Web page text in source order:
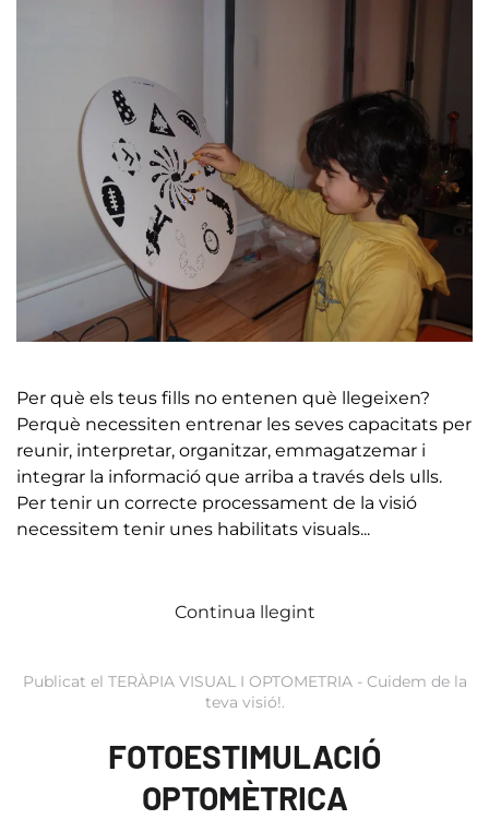
Per què els teus fills no entenen què llegeixen?
Perquè necessiten entrenar les seves capacitats per
reunir, interpretar, organitzar, emmagatzemar i
integrar la informació que arriba a través dels ulls.
Per tenir un correcte processament de la visió
necessitem tenir unes habilitats visuals...
Continua llegint
Publicat el TERÀPIA VISUAL I OPTOMETRIA - Cuidem de la
teva visió!.
FOTOESTIMULACIÓ
OPTOMÈTRICA